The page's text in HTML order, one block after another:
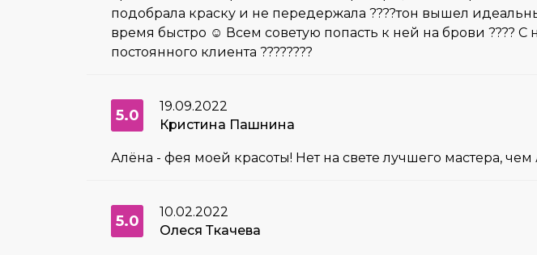
подобрала краску и не передержала ????тон вышел
время быстро ☺️ Всем советую попасть к ней на брови ????
постоянного клиента ????????
5.0
19.09.2022
Кристина Пашнина
Алёна - фея моей красоты! Нет на свете лучшего мастера,
5.0
10.02.2022
Олеся Ткачева